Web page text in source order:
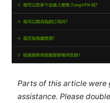
Parts of this article were
assistance. Please